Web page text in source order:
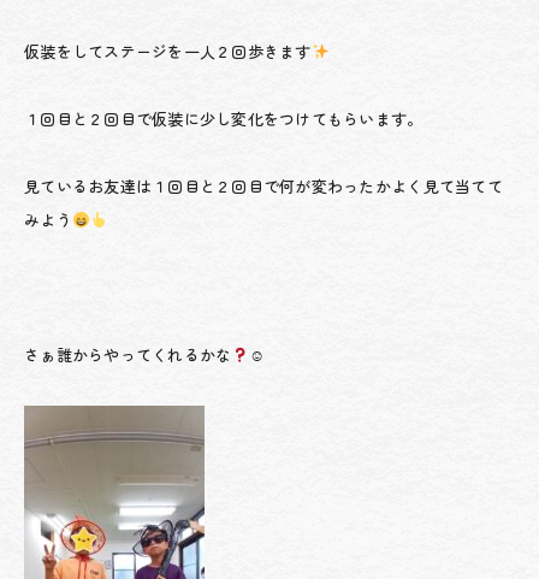
仮装をしてステージを一人２回歩きます
１回目と２回目で仮装に少し変化をつけてもらいます。
見ているお友達は１回目と２回目で何が変わったかよく見て当てて
みよう
さぁ誰からやってくれるかな ☺